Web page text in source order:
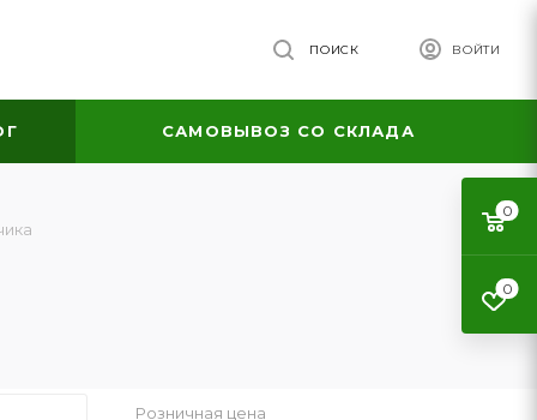
ВОЙТИ
ПОИСК
САМОВЫВОЗ СО СКЛАДА
Розничная цена
0
0